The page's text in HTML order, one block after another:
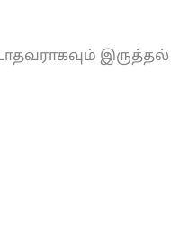
இருத்தல்